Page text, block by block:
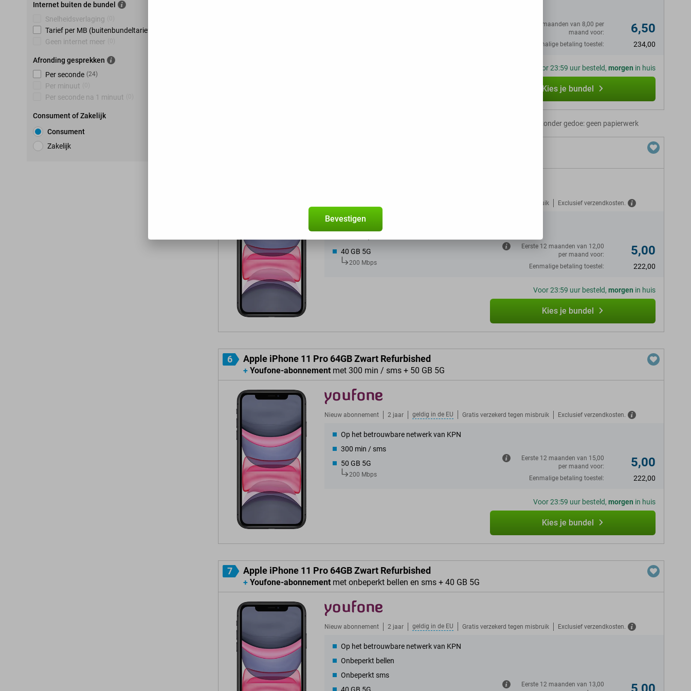
Internet buiten de bundel
Snelheidsverlaging
Tarief per MB (buitenbundeltarief)
Geen internet meer
Afronding gesprekken
Per seconde (24)
Per minuut
Per seconde na 1 minuut
Consument of Zakelijk
Consument
Zakelijk
Eerste 12 maanden van 8,00 per
maand voor:
6,50
Eenmalige betaling toestel: 234,00
Voor 23:59 uur besteld, morgen in huis
Kies je bundel
Abonnement zonder gedoe: geen papierwerk
Gratis verzekerd tegen misbruik Exclusief verzendkosten.
Op het betrouwbare netwerk van KPN
40 GB 5G
200 Mbps
Eerste 12 maanden van 12,00
per maand voor:
5,00
Eenmalige betaling toestel: 222,00
Voor 23:59 uur besteld, morgen in huis
Kies je bundel
6 Apple iPhone 11 Pro 64GB Zwart Refurbished
+ Youfone-abonnement met 300 min / sms + 50 GB 5G
Nieuw abonnement 2 jaar geldig in de EU Gratis verzekerd tegen misbruik Exclusief verzendkosten.
Op het betrouwbare netwerk van KPN
300 min / sms
50 GB 5G
200 Mbps
Eerste 12 maanden van 15,00
per maand voor:
5,00
Eenmalige betaling toestel: 222,00
Voor 23:59 uur besteld, morgen in huis
Kies je bundel
7 Apple iPhone 11 Pro 64GB Zwart Refurbished
+ Youfone-abonnement met onbeperkt bellen en sms + 40 GB 5G
Nieuw abonnement 2 jaar geldig in de EU Gratis verzekerd tegen misbruik Exclusief verzendkosten.
Op het betrouwbare netwerk van KPN
Onbeperkt bellen
Onbeperkt sms
Eerste 12 maanden van 13,00
Bevestigen